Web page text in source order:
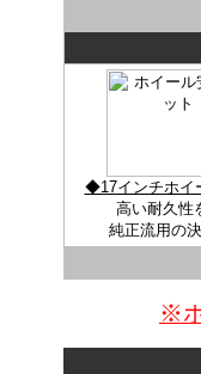
◆17インチホイ
高い耐久性
純正流用の
※